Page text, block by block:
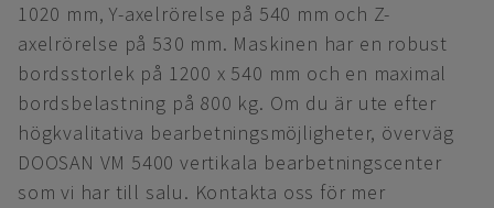
1020 mm, Y-axelrörelse på 540 mm och Z-
axelrörelse på 530 mm. Maskinen har en robust
bordsstorlek på 1200 x 540 mm och en maximal
bordsbelastning på 800 kg. Om du är ute efter
högkvalitativa bearbetningsmöjligheter, överväg
DOOSAN VM 5400 vertikala bearbetningscenter
som vi har till salu. Kontakta oss för mer